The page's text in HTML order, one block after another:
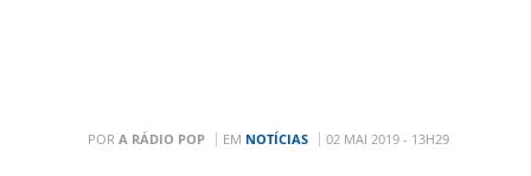
POR A RÁDIO POP EM NOTÍCIAS 02 MAI 2019 - 13H29